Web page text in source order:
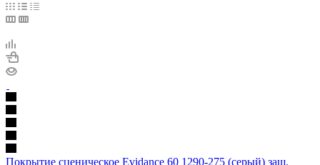
Покрытие сценическое Evidance 60 1290-275 (серый) защ.